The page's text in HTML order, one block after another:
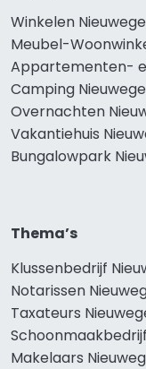
Winkelen
Meubel-
Appartementen-
Camping
Overnachten
Vakantiehuis
Bungalowpark
Thema’s
Klussenbedrijf
Notarissen
Taxateurs
Makelaars